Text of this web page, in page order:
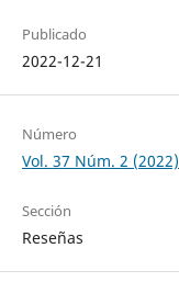
Publicado
2022-12-21
Número
Vol. 37 Núm. 2 (2022)
Sección
Reseñas